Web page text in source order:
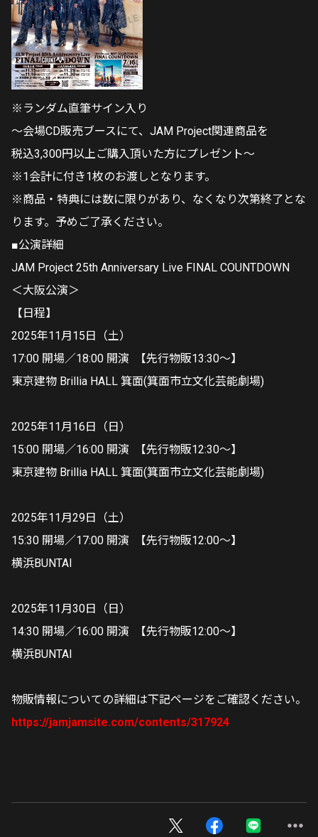
※ランダム直筆サイン入り
～会場CD販売ブースにて、JAM Project関連商品を
税込3,300円以上ご購入頂いた方にプレゼント～
※1会計に付き1枚のお渡しとなります。
※商品・特典には数に限りがあり、なくなり次第終了とな
ります。予めご了承ください。
■公演詳細
JAM Project 25th Anniversary Live FINAL COUNTDOWN
＜大阪公演＞
【日程】
2025年11月15日（土）
17:00 開場／18:00 開演 【先行物販13:30～】
東京建物 Brillia HALL 箕面(箕面市立文化芸能劇場)
2025年11月16日（日）
15:00 開場／16:00 開演 【先行物販12:30～】
東京建物 Brillia HALL 箕面(箕面市立文化芸能劇場)
2025年11月29日（土）
15:30 開場／17:00 開演 【先行物販12:00～】
横浜BUNTAI
2025年11月30日（日）
14:30 開場／16:00 開演 【先行物販12:00～】
横浜BUNTAI
物販情報についての詳細は下記ページをご確認ください。
https://jamjamsite.com/contents/317924